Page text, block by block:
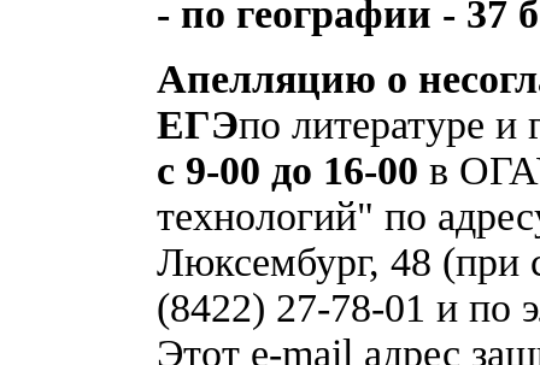
- по географии - 37
Апелляцию о
ЕГЭпо литературе
с 9-00 до 16-00 в
технологий" по
Люксембург, 48 (при
(8422) 27-78-01 и по
Этот e-mail адрес